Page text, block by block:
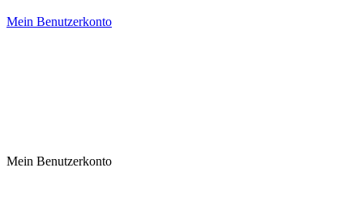
Mein Benutzerkonto
Mein Benutzerkonto